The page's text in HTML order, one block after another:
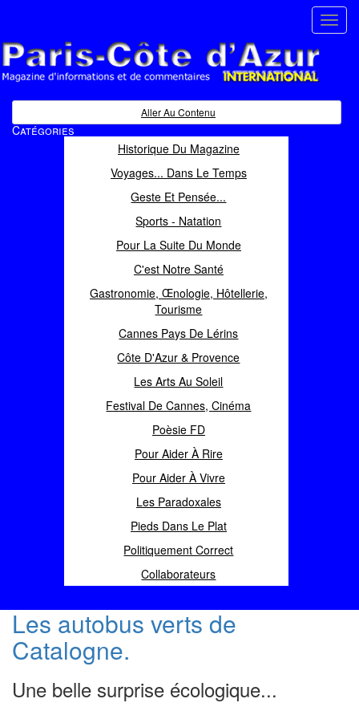
Magazine d'informations et de commentaires
Aller Au Contenu
Catégories
Historique Du Magazine
Voyages... Dans Le Temps
Geste Et Pensée...
Sports - Natation
Pour La Suite Du Monde
C'est Notre Santé
Gastronomie, Œnologie, Hôtellerie,
Tourisme
Cannes Pays De Lérins
Côte D'Azur & Provence
Les Arts Au Soleil
Festival De Cannes, Cinéma
Poèsie FD
Pour Aider À Rire
Pour Aider À Vivre
Les Paradoxales
Pieds Dans Le Plat
Politiquement Correct
Collaborateurs
Les autobus verts de
Catalogne.
Une belle surprise écologique...